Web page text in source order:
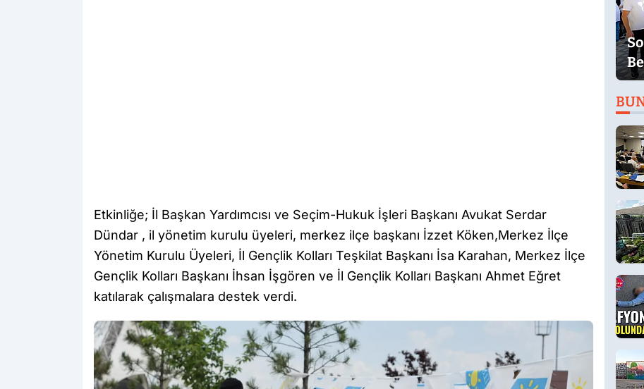
Etkinliğe; İl Başkan Yardımcısı ve Seçim-Hukuk İşleri Başkanı Avukat Serdar
Dündar , il yönetim kurulu üyeleri, merkez ilçe başkanı İzzet Köken,Merkez İlçe
Yönetim Kurulu Üyeleri, İl Gençlik Kolları Teşkilat Başkanı İsa Karahan, Merkez İlçe
Gençlik Kolları Başkanı İhsan İşgören ve İl Gençlik Kolları Başkanı Ahmet Eğret
katılarak çalışmalara destek verdi.